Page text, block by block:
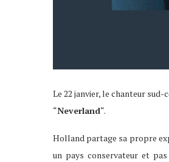
Le 22 janvier, le chanteur sud-
“Neverland“.
Holland partage sa propre
un pays conservateur et